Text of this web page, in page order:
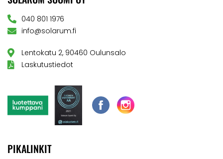
040 801 1976
info@solarum.fi
Lentokatu 2, 90460 Oulunsalo
Laskutustiedot
PIKALINKIT